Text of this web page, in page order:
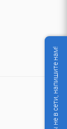
Мы не в сети, напишите нам!